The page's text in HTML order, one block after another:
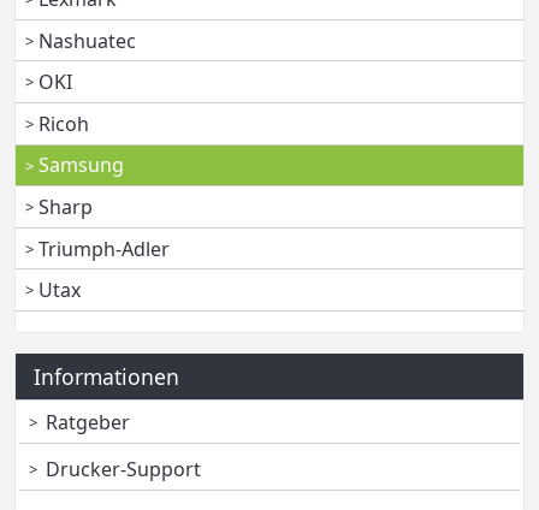
Nashuatec
OKI
Ricoh
Samsung
Sharp
Triumph-Adler
Utax
Informationen
Ratgeber
Drucker-Support